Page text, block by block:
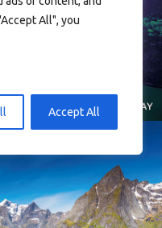
All", you
Accept All